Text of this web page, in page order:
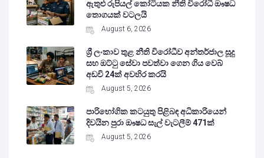
ඇතුළු රුපියල් කෝටියක නීති විරෝධී ඖෂධ
තොගයක් වටලයි
August 6, 2026
ශ්‍රී ලංකාව තුළ නීති විරෝධීව අන්තර්ජාල සූදු
සහ ඔට්ටු සේවා පවත්වා ගෙන ගිය වෙබ්
අඩවි 24ක් අවහිර කරයි
August 5, 2026
පාරිභෝගික කටයුතු පිළිබඳ අධිකාරියෙන්
දිවයින පුරා ඖෂධ සැල් වැටලීම් 471ක්
August 5, 2026